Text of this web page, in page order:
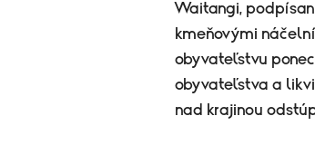
Waitangi,
kmeňovými
obyvateľstvu
obyvateľstva a
nad krajinou